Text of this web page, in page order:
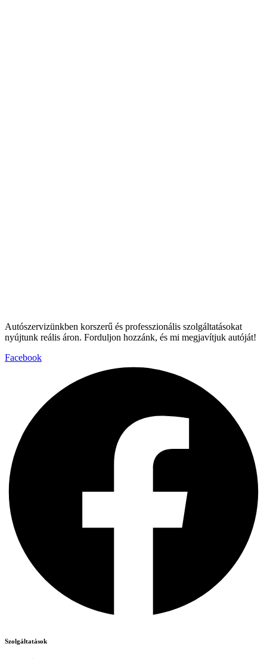
Autószervizünkben korszerű és professzionális szolgáltatásokat
nyújtunk reális áron. Forduljon hozzánk, és mi megjavítjuk autóját!
Facebook
Szolgáltatások